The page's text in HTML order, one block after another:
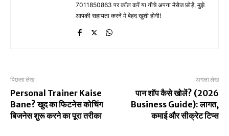
7011850863 पर कॉल करें या नीचे अपना मैसेज छोड़ें, मुझे
आपकी सहायता करने में बेहद खुशी होगी!
पिछला लेख
Personal Trainer Kaise
Bane? खुद का फिटनेस कोचिंग
बिजनेस शुरू करने का पूरा तरीका
अगला लेख
पान शॉप कैसे खोलें? (2026
Business Guide): लागत,
कमाई और सीक्रेट टिप्स